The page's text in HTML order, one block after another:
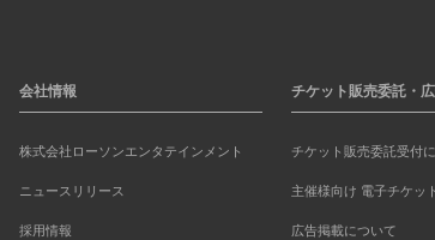
会社情報
株式会社ローソンエンタテインメント
ニュースリリース
採用情報
チケット販売委託・
チケット販売委託受付
主催様向け 電子チケッ
広告掲載について